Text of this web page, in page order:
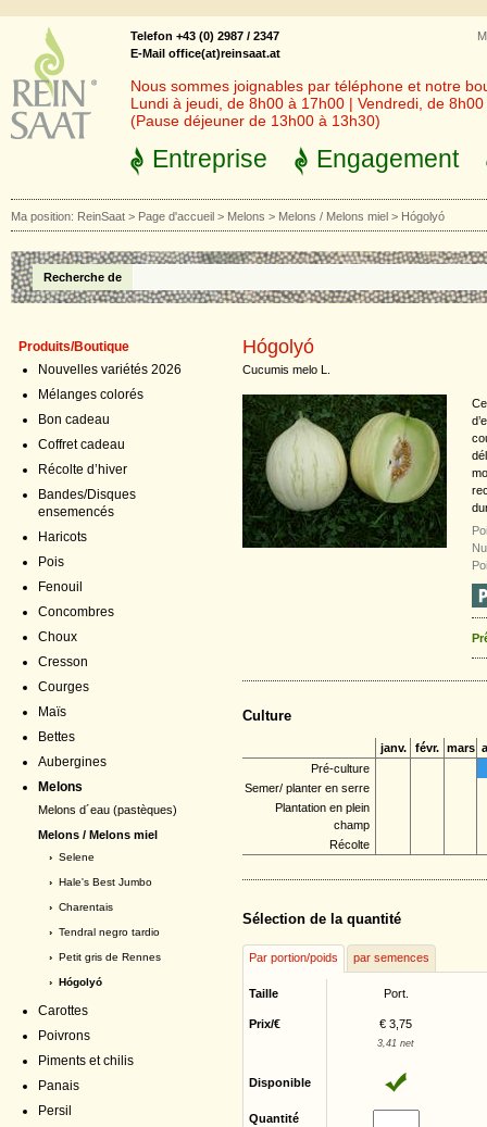
Telefon +43 (0) 2987 / 2347
E-Mail office(at)reinsaat.at
Nous sommes joignables par téléphone et notre
Lundi à jeudi, de 8h00 à 17h00 | Vendredi, de
(Pause déjeuner de 13h00 à 13h30)
Entreprise Engagement
Ma position: ReinSaat > Page d'accueil > Melons > Melons / Melons miel > Hógolyó
Recherche de
Produits/Boutique
Nouvelles variétés 2026
Mélanges colorés
Bon cadeau
Coffret cadeau
Récolte d’hiver
Bandes/Disques
ensemencés
Haricots
Pois
Fenouil
Concombres
Choux
Cresson
Courges
Maïs
Bettes
Aubergines
Melons
Melons d´eau (pastèques)
Melons / Melons miel
› Selene
› Hale's Best Jumbo
› Charentais
› Tendral negro tardio
› Petit gris de Rennes
› Hógolyó
Carottes
Poivrons
Piments et chilis
Panais
Persil
Hógolyó
Cucumis melo L.
Culture
janv. févr. mars
Pré-culture
Semer/ planter en serre
Plantation en plein
champ
Récolte
Sélection de la quantité
Par portion/poids par semences
Taille Port.
Prix/€ € 3,75
3,41 net
Disponible
Quantité